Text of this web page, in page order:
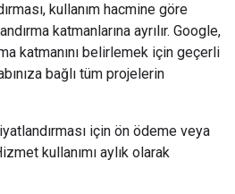
kullanım hacmine göre
katmanlarına ayrılır. Google,
katmanını belirlemek için geçerli
bağlı tüm projelerin
için ön ödeme veya
kullanımı aylık olarak